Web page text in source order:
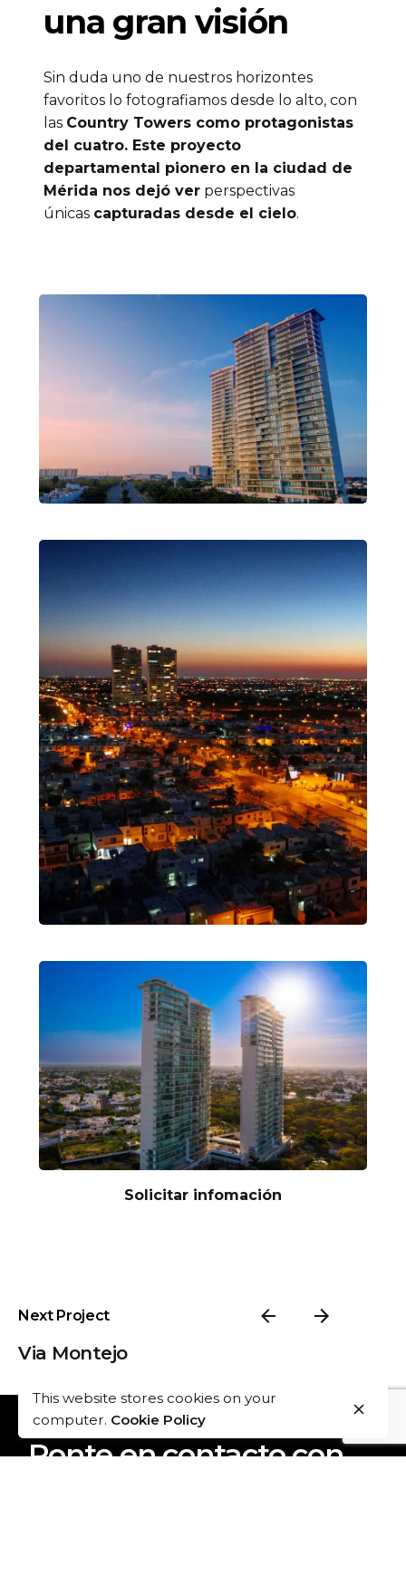
una gran visión
Sin duda uno de nuestros horizontes
favoritos lo fotografiamos desde lo alto, con
las Country Towers como protagonistas
del cuatro. Este proyecto
departamental pionero en la ciudad de
Mérida nos dejó ver perspectivas
únicas capturadas desde el cielo.
Solicitar infomación
Next Project
Via Montejo
I'm subtitle
Ponte en contacto con
This website stores cookies on your
computer. Cookie Policy